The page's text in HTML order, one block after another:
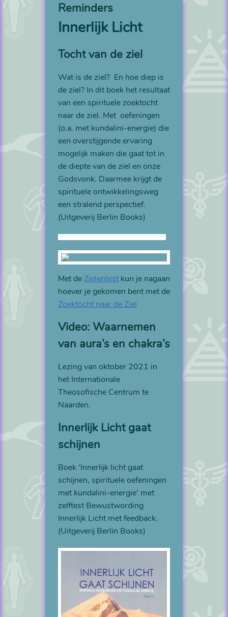
Reminders
Innerlijk Licht
Tocht van de ziel
Wat is de ziel? En hoe diep is
de ziel? In dit boek het resultaat
van een spirituele zoektocht
naar de ziel. Met oefeningen
(o.a. met kundalini-energie) die
een overstijgende ervaring
mogelijk maken die gaat tot in
de diepte van de ziel en onze
Godsvonk. Daarmee krijgt de
spirituele ontwikkelingsweg
een stralend perspectief.
(Uitgeverij Berlin Books)
Met de Zielentest kun je nagaan
hoever je gekomen bent met de
Zoektocht naar de Ziel
Video: Waarnemen
van aura’s en chakra’s
Lezing van oktober 2021 in
het Internationale
Theosofische Centrum te
Naarden.
Innerlijk Licht gaat
schijnen
Boek ‘Innerlijk licht gaat
schijnen, spirituele oefeningen
met kundalini-energie’ met
zelftest Bewustwording
Innerlijk Licht met feedback.
(Uitgeverij Berlin Books)